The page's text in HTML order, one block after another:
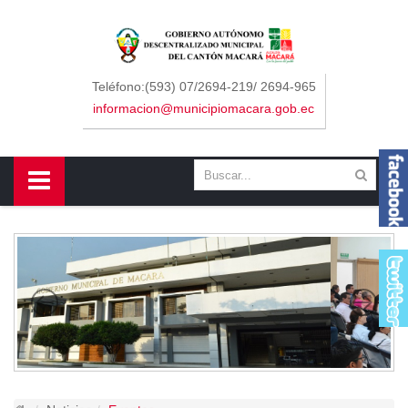
Teléfono:(593) 07/2694-219/ 2694-965
informacion@municipiomacara.gob.ec
Sidebar Menu
Concejo
Departamentos
Contáctenos
Macará
Cantón
Himno a Macará
Símbolos Patrios
Gastronomía